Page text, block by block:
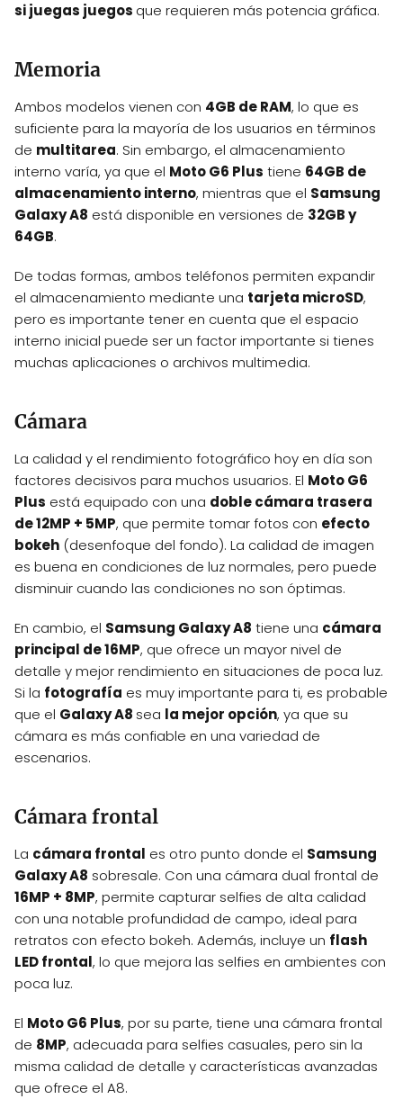
si juegas juegos que requieren más potencia gráfica.
Memoria
Ambos modelos vienen con 4GB de RAM, lo que es
suficiente para la mayoría de los usuarios en términos
de multitarea. Sin embargo, el almacenamiento
interno varía, ya que el Moto G6 Plus tiene 64GB de
almacenamiento interno, mientras que el Samsung
Galaxy A8 está disponible en versiones de 32GB y
64GB.
De todas formas, ambos teléfonos permiten expandir
el almacenamiento mediante una tarjeta microSD,
pero es importante tener en cuenta que el espacio
interno inicial puede ser un factor importante si tienes
muchas aplicaciones o archivos multimedia.
Cámara
La calidad y el rendimiento fotográfico hoy en día son
factores decisivos para muchos usuarios. El Moto G6
Plus está equipado con una doble cámara trasera
de 12MP + 5MP, que permite tomar fotos con efecto
bokeh (desenfoque del fondo). La calidad de imagen
es buena en condiciones de luz normales, pero puede
disminuir cuando las condiciones no son óptimas.
En cambio, el Samsung Galaxy A8 tiene una cámara
principal de 16MP, que ofrece un mayor nivel de
detalle y mejor rendimiento en situaciones de poca luz.
Si la fotografía es muy importante para ti, es probable
que el Galaxy A8 sea la mejor opción, ya que su
cámara es más confiable en una variedad de
escenarios.
Cámara frontal
La cámara frontal es otro punto donde el Samsung
Galaxy A8 sobresale. Con una cámara dual frontal de
16MP + 8MP, permite capturar selfies de alta calidad
con una notable profundidad de campo, ideal para
retratos con efecto bokeh. Además, incluye un flash
LED frontal, lo que mejora las selfies en ambientes con
poca luz.
El Moto G6 Plus, por su parte, tiene una cámara frontal
de 8MP, adecuada para selfies casuales, pero sin la
misma calidad de detalle y características avanzadas
que ofrece el A8.